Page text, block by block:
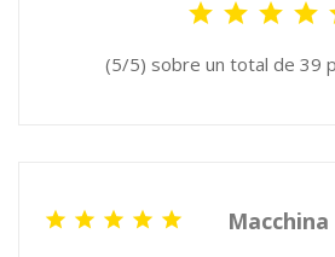
(5/5) sobre un total de 39
    